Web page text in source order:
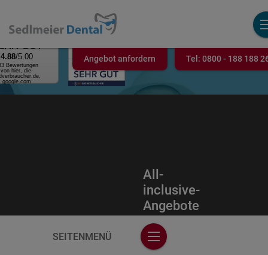
Angebot anfordern Tel: 0800 - 188 188
All-
inclusive-
Angebote
GUT
4.88/5.00
Bewertungen
von hier, die-
google.com
SEITENMENÜ